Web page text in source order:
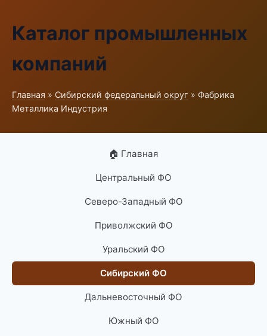
Каталог промышленных
компаний
Главная » Сибирский федеральный округ » Фабрика
Металлика Индустрия
🏠 Главная
Центральный ФО
Северо-Западный ФО
Приволжский ФО
Уральский ФО
Сибирский ФО
Дальневосточный ФО
Южный ФО